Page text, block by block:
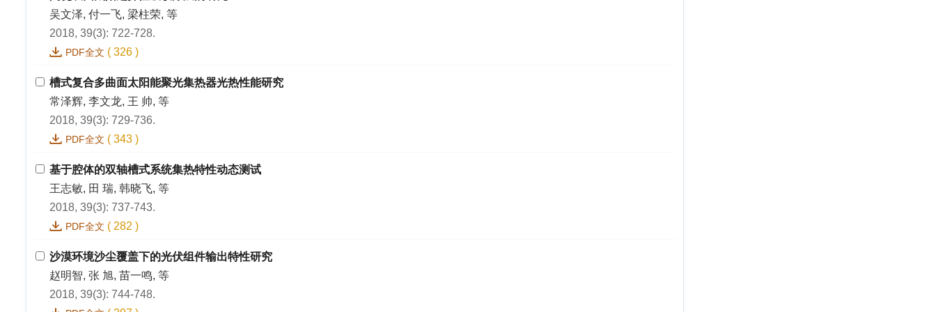
吴文泽, 付一飞, 梁柱荣, 等
2018, 39(3): 722-728.
PDF全文 ( 326 )
槽式复合多曲面太阳能聚光集热器光热性能研究
常泽辉, 李文龙, 王 帅, 等
2018, 39(3): 729-736.
PDF全文 ( 343 )
基于腔体的双轴槽式系统集热特性动态测试
王志敏, 田 瑞, 韩晓飞, 等
2018, 39(3): 737-743.
PDF全文 ( 282 )
沙漠环境沙尘覆盖下的光伏组件输出特性研究
赵明智, 张 旭, 苗一鸣, 等
2018, 39(3): 744-748.